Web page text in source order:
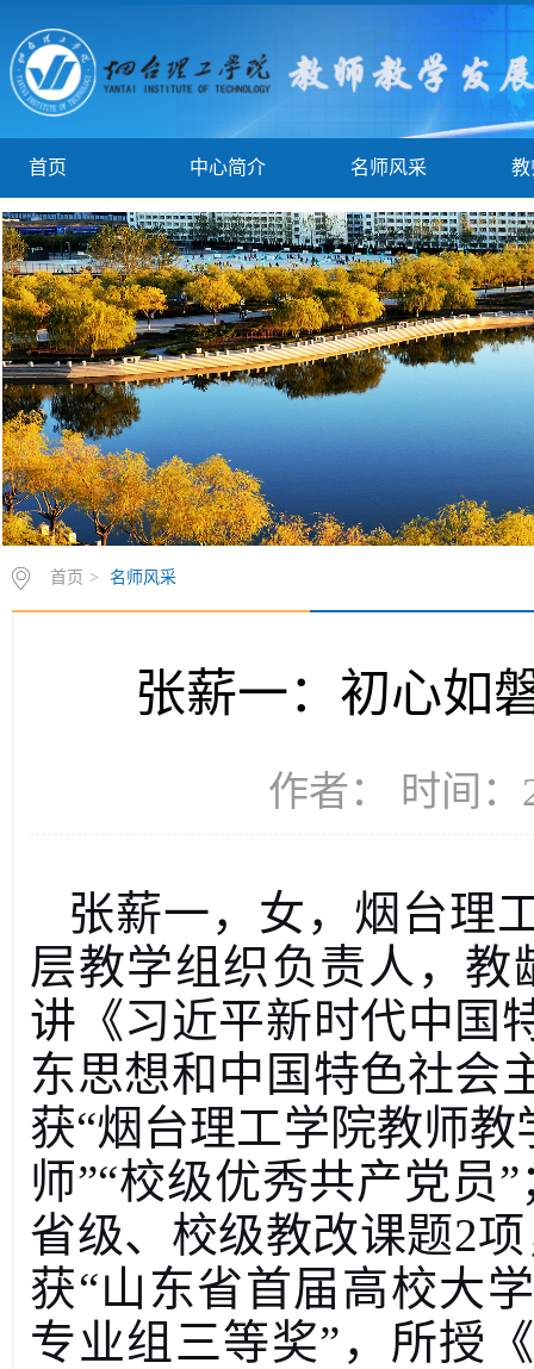
首页 中心简介 名师风采 教
首页 > 名师风采
张薪一：初心如
作者： 时间：
张薪一，女，烟台理
层教学组织负责人，教
讲《习近平新时代中国
东思想和中国特色社会
获“烟台理工学院教师教
师”“校级优秀共产党员”
省级、校级教改课题2
获“山东省首届高校大
专业组三等奖” ，所授